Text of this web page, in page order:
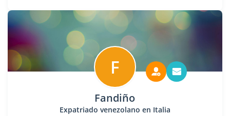
F
Fandiño
Expatriado venezolano en Italia